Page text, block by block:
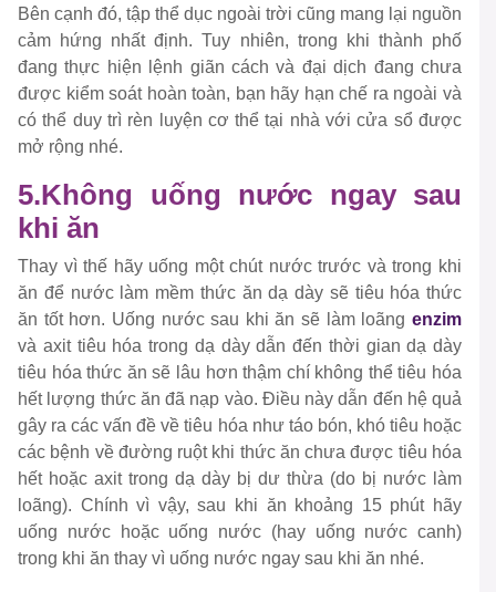
Bên cạnh đó, tập thể dục ngoài trời cũng mang lại nguồn
cảm hứng nhất định. Tuy nhiên, trong khi thành phố
đang thực hiện lệnh giãn cách và đại dịch đang chưa
được kiểm soát hoàn toàn, bạn hãy hạn chế ra ngoài và
có thể duy trì rèn luyện cơ thể tại nhà với cửa sổ được
mở rộng nhé.
5.Không uống nước ngay sau
khi ăn
Thay vì thế hãy uống một chút nước trước và trong khi
ăn để nước làm mềm thức ăn dạ dày sẽ tiêu hóa thức
ăn tốt hơn. Uống nước sau khi ăn sẽ làm loãng enzim
và axit tiêu hóa trong dạ dày dẫn đến thời gian dạ dày
tiêu hóa thức ăn sẽ lâu hơn thậm chí không thể tiêu hóa
hết lượng thức ăn đã nạp vào. Điều này dẫn đến hệ quả
gây ra các vấn đề về tiêu hóa như táo bón, khó tiêu hoặc
các bệnh về đường ruột khi thức ăn chưa được tiêu hóa
hết hoặc axit trong dạ dày bị dư thừa (do bị nước làm
loãng). Chính vì vậy, sau khi ăn khoảng 15 phút hãy
uống nước hoặc uống nước (hay uống nước canh)
trong khi ăn thay vì uống nước ngay sau khi ăn nhé.